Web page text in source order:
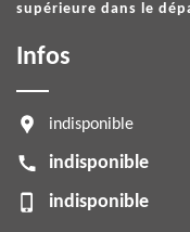
supérieure dans le
Infos
indisponible
indisponible
indisponible